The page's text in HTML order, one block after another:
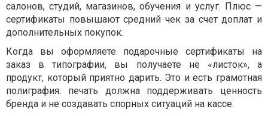
салонов, студий, магазинов, обучения и услуг. Плюс —
сертификаты повышают средний чек за счет доплат и
дополнительных покупок.
Когда вы оформляете подарочные сертификаты на
заказ в типографии, вы получаете не «листок», а
продукт, который приятно дарить. Это и есть грамотная
полиграфия: печать должна поддерживать ценность
бренда и не создавать спорных ситуаций на кассе.